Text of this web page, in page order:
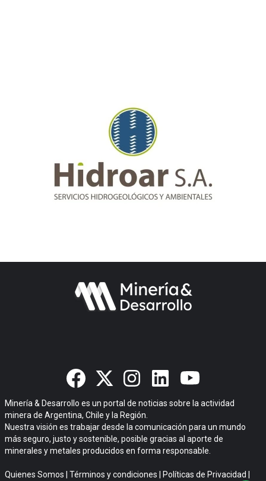
Minería & Desarrollo es un portal de noticias sobre la actividad
minera de Argentina, Chile y la Región.
Nuestra visión es trabajar desde la comunicación para un mundo
más seguro, justo y sostenible, posible gracias al aporte de
minerales y metales producidos en forma responsable.
Quienes Somos Términos y condiciones Políticas de Privacidad